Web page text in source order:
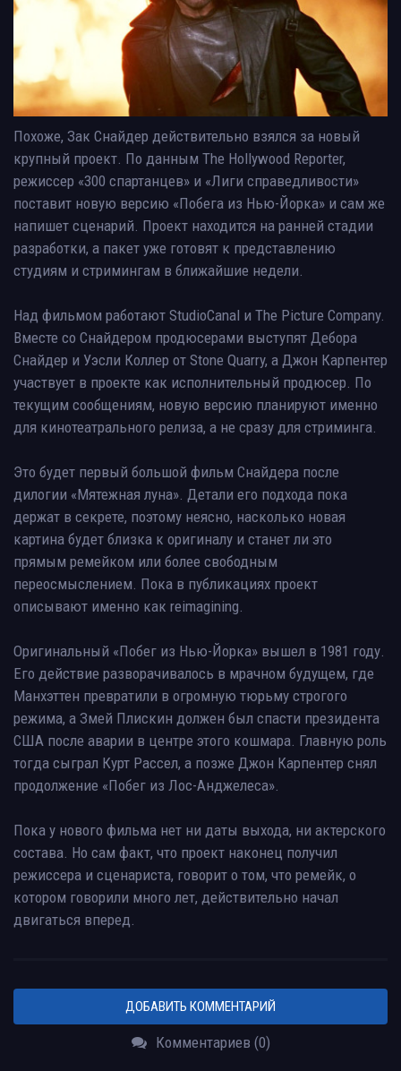
Похоже, Зак Снайдер действительно взялся за новый
крупный проект. По данным The Hollywood Reporter,
режиссер «300 спартанцев» и «Лиги справедливости»
поставит новую версию «Побега из Нью-Йорка» и сам же
напишет сценарий. Проект находится на ранней стадии
разработки, а пакет уже готовят к представлению
студиям и стримингам в ближайшие недели.
Над фильмом работают StudioCanal и The Picture Company.
Вместе со Снайдером продюсерами выступят Дебора
Снайдер и Уэсли Коллер от Stone Quarry, а Джон Карпентер
участвует в проекте как исполнительный продюсер. По
текущим сообщениям, новую версию планируют именно
для кинотеатрального релиза, а не сразу для стриминга.
Это будет первый большой фильм Снайдера после
дилогии «Мятежная луна». Детали его подхода пока
держат в секрете, поэтому неясно, насколько новая
картина будет близка к оригиналу и станет ли это
прямым ремейком или более свободным
переосмыслением. Пока в публикациях проект
описывают именно как reimagining.
Оригинальный «Побег из Нью-Йорка» вышел в 1981 году.
Его действие разворачивалось в мрачном будущем, где
Манхэттен превратили в огромную тюрьму строгого
режима, а Змей Плискин должен был спасти президента
США после аварии в центре этого кошмара. Главную роль
тогда сыграл Курт Рассел, а позже Джон Карпентер снял
продолжение «Побег из Лос-Анджелеса».
Пока у нового фильма нет ни даты выхода, ни актерского
состава. Но сам факт, что проект наконец получил
режиссера и сценариста, говорит о том, что ремейк, о
котором говорили много лет, действительно начал
двигаться вперед.
ДОБАВИТЬ КОММЕНТАРИЙ
Комментариев (0)